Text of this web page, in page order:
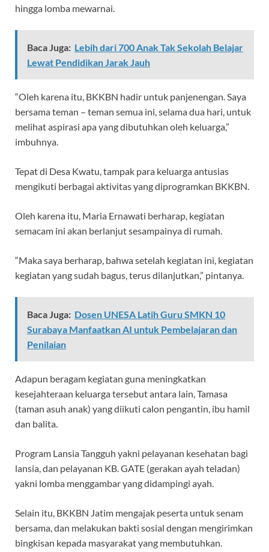
hingga lomba mewarnai.
Baca Juga: Lebih dari 700 Anak Tak Sekolah Belajar
Lewat Pendidikan Jarak Jauh
“Oleh karena itu, BKKBN hadir untuk panjenengan. Saya
bersama teman – teman semua ini, selama dua hari, untuk
melihat aspirasi apa yang dibutuhkan oleh keluarga,”
imbuhnya.
Tepat di Desa Kwatu, tampak para keluarga antusias
mengikuti berbagai aktivitas yang diprogramkan BKKBN.
Oleh karena itu, Maria Ernawati berharap, kegiatan
semacam ini akan berlanjut sesampainya di rumah.
“Maka saya berharap, bahwa setelah kegiatan ini, kegiatan
kegiatan yang sudah bagus, terus dilanjutkan,” pintanya.
Baca Juga: Dosen UNESA Latih Guru SMKN 10
Surabaya Manfaatkan AI untuk Pembelajaran dan
Penilaian
Adapun beragam kegiatan guna meningkatkan
kesejahteraan keluarga tersebut antara lain, Tamasa
(taman asuh anak) yang diikuti calon pengantin, ibu hamil
dan balita.
Program Lansia Tangguh yakni pelayanan kesehatan bagi
lansia, dan pelayanan KB. GATE (gerakan ayah teladan)
yakni lomba menggambar yang didampingi ayah.
Selain itu, BKKBN Jatim mengajak peserta untuk senam
bersama, dan melakukan bakti sosial dengan mengirimkan
bingkisan kepada masyarakat yang membutuhkan.